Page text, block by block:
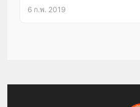
14ก.พ.-8มี.ค.62
6 ก.พ. 2019